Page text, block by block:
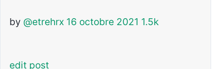
by @etrehrx 16 octobre 2021 1.5k
edit post